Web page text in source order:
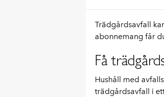
Trädgårdsavfall
abonnemang får
Få
Hushåll med
trädgårdsavfall i